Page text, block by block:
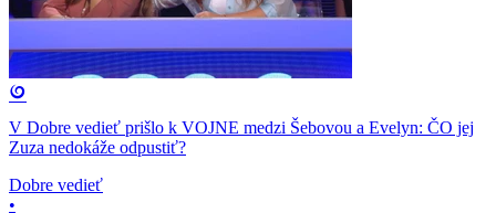
V Dobre vedieť prišlo k VOJNE medzi Šebovou a Evelyn: ČO jej
Zuza nedokáže odpustiť?
Dobre vedieť
•